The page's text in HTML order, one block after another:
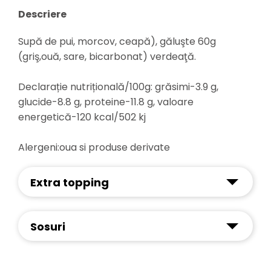
Descriere
Supă de pui, morcov, ceapă), găluşte 60g
(griş,ouă, sare, bicarbonat) verdeaţă.
Declarație nutrițională/100g: grăsimi-3.9 g,
glucide-8.8 g, proteine-11.8 g, valoare
energetică-120 kcal/502 kj
Alergeni:oua si produse derivate
Extra topping
Sosuri